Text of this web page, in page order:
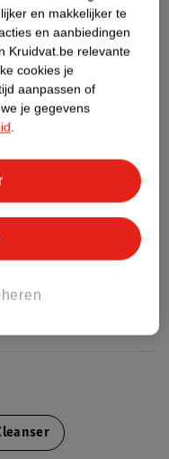
impact op het milieu.
49%
en makkelijker te
en aanbiedingen
Kruidvat.be relevante
cookies je
aanpassen of
je gegevens
.